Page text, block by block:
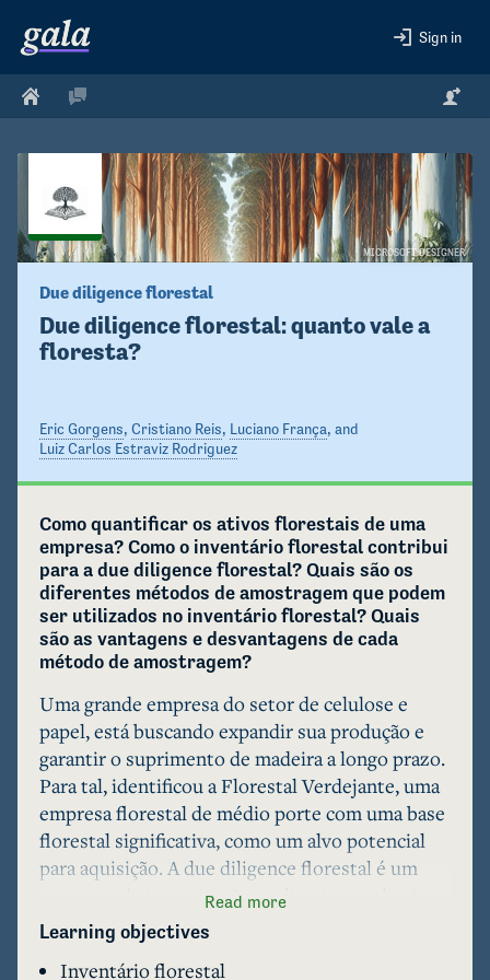
Sign in
MICROSOFT DESIGNER
Due diligence florestal
Due diligence florestal: quanto vale a
floresta?
Eric Gorgens, Cristiano Reis, Luciano França, and
Luiz Carlos Estraviz Rodriguez
Como quantificar os ativos florestais de uma
empresa? Como o inventário florestal contribui
para a due diligence florestal? Quais são os
diferentes métodos de amostragem que podem
ser utilizados no inventário florestal? Quais
são as vantagens e desvantagens de cada
método de amostragem?
Uma grande empresa do setor de celulose e
papel, está buscando expandir sua produção e
garantir o suprimento de madeira a longo prazo.
Para tal, identificou a Florestal Verdejante, uma
empresa florestal de médio porte com uma base
florestal significativa, como um alvo potencial
para aquisição. A due diligence florestal é um
processo de investigação, auditoria e avaliação
profunda de um negócio ou ativo florestal antes
de uma transação, como uma aquisição, fusão ou
Read more
Learning objectives
Inventário florestal